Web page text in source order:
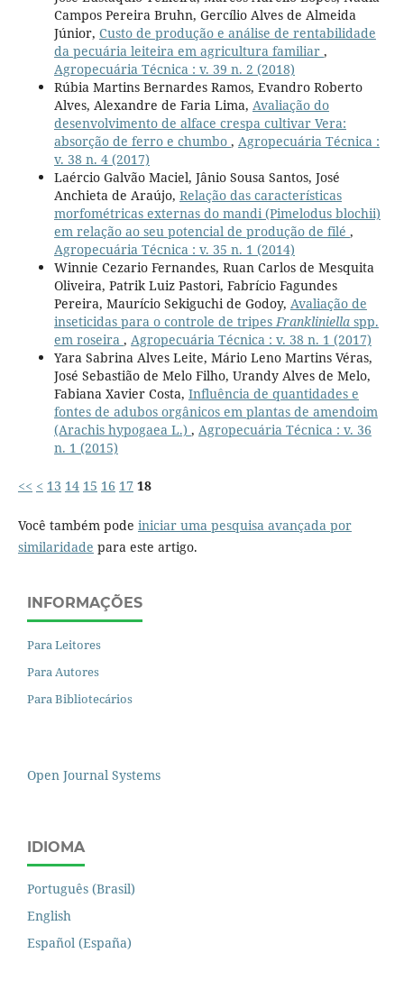
Campos Pereira Bruhn, Gercílio Alves de Almeida
Júnior, Custo de produção e análise de rentabilidade
da pecuária leiteira em agricultura familiar ,
Agropecuária Técnica : v. 39 n. 2 (2018)
Rúbia Martins Bernardes Ramos, Evandro Roberto
Alves, Alexandre de Faria Lima, Avaliação do
desenvolvimento de alface crespa cultivar Vera:
absorção de ferro e chumbo , Agropecuária Técnica :
v. 38 n. 4 (2017)
Laércio Galvão Maciel, Jânio Sousa Santos, José
Anchieta de Araújo, Relação das características
morfométricas externas do mandi (Pimelodus blochii)
em relação ao seu potencial de produção de filé ,
Agropecuária Técnica : v. 35 n. 1 (2014)
Winnie Cezario Fernandes, Ruan Carlos de Mesquita
Oliveira, Patrik Luiz Pastori, Fabrício Fagundes
Pereira, Maurício Sekiguchi de Godoy, Avaliação de
inseticidas para o controle de tripesFrankliniellaspp.
em roseira , Agropecuária Técnica : v. 38 n. 1 (2017)
Yara Sabrina Alves Leite, Mário Leno Martins Véras,
José Sebastião de Melo Filho, Urandy Alves de Melo,
Fabiana Xavier Costa, Influência de quantidades e
fontes de adubos orgânicos em plantas de amendoim
(Arachis hypogaea L.) , Agropecuária Técnica : v. 36
n. 1 (2015)
<< < 13 14 15 16 17 18
Você também pode iniciar uma pesquisa avançada por
similaridade para este artigo.
INFORMAÇÕES
Para Leitores
Para Autores
Para Bibliotecários
Open Journal Systems
IDIOMA
Português (Brasil)
English
Español (España)